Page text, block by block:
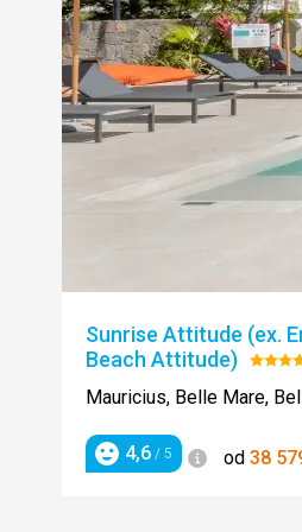
Sunrise Attitude (ex.
Beach Attitude)
4/5
Mauricius, Belle Mare,
Hodnocení
4,6 / 5 Informace
od 38